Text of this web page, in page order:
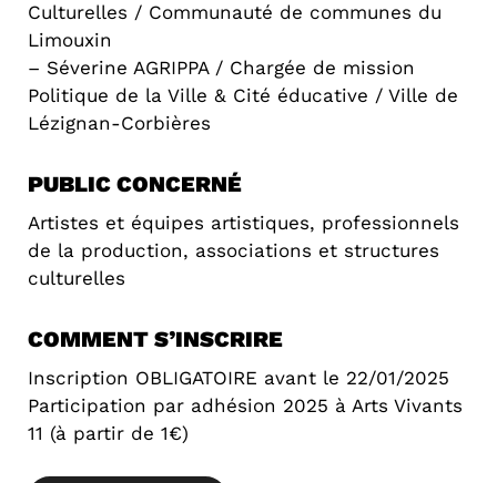
Culturelles / Communauté de communes du
Limouxin
– Séverine AGRIPPA / Chargée de mission
Politique de la Ville & Cité éducative / Ville de
Lézignan-Corbières
PUBLIC CONCERNÉ
Artistes et équipes artistiques, professionnels
de la production, associations et structures
culturelles
COMMENT S’INSCRIRE
Inscription OBLIGATOIRE avant le 22/01/2025
Participation par adhésion 2025 à Arts Vivants
11 (à partir de 1€)